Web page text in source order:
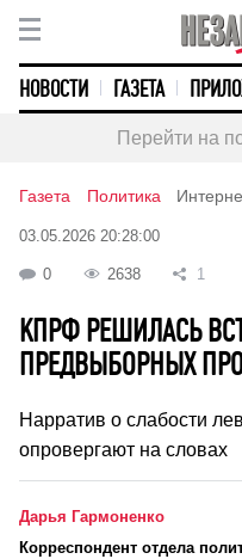
НОВОСТИ ГАЗЕТА
Перейти на
Газета Политика
03.05.2026 20:28:00
0 2638 1
КПРФ РЕШИЛАСЬ
ПРЕДВЫБОРНЫХ
Нарратив о слабости
опровергают на словах
Дарья Гармоненко
Корреспондент отдела